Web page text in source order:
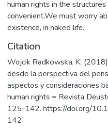
human rights in the
convenient.We must worry
existence, in naked life.
Citation
Wojcik Radkowska, K.
desde la perspectiva del
aspectos y consideraciones
human rights = Revista
125-142. https://doi.org/
142